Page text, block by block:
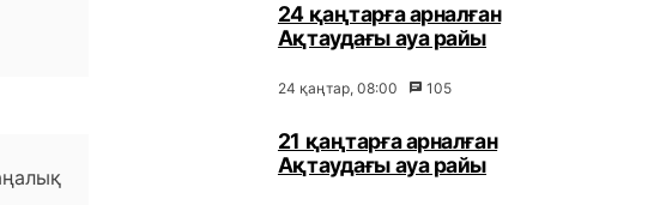
24 қаңтарға арналған
Ақтаудағы ауа райы
24 қаңтар, 08:00 105
21 қаңтарға арналған
Ақтаудағы ауа райы